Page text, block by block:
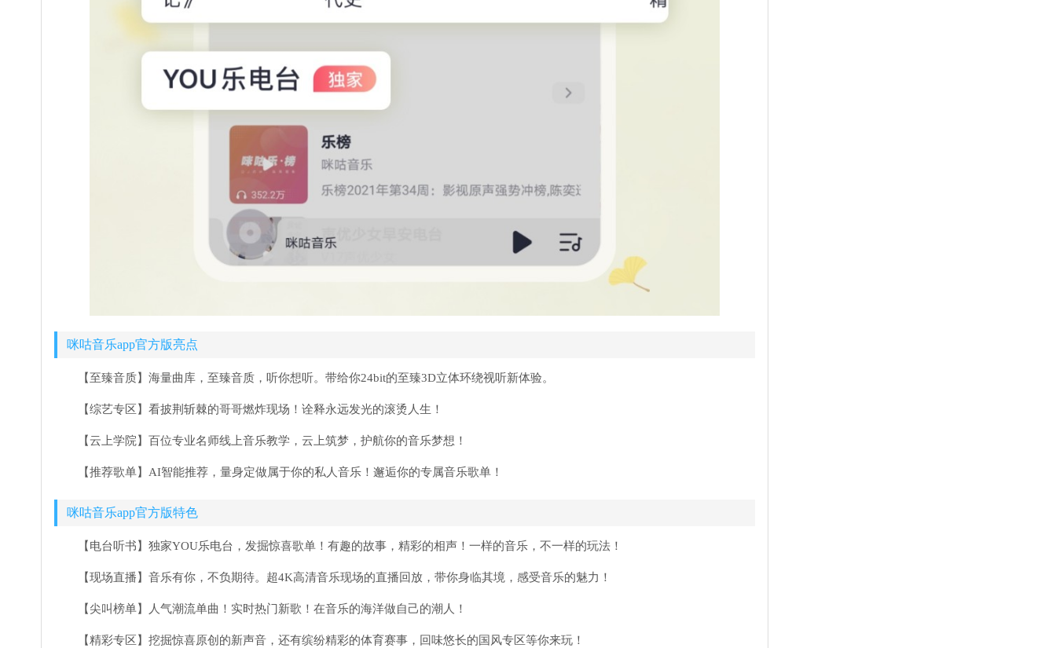
咪咕音乐app官方版亮点
【至臻音质】海量曲库，至臻音质，听你想听。带给你24bit的至臻3D立体环绕视听新体验。
【综艺专区】看披荆斩棘的哥哥燃炸现场！诠释永远发光的滚烫人生！
【云上学院】百位专业名师线上音乐教学，云上筑梦，护航你的音乐梦想！
【推荐歌单】AI智能推荐，量身定做属于你的私人音乐！邂逅你的专属音乐歌单！
咪咕音乐app官方版特色
【电台听书】独家YOU乐电台，发掘惊喜歌单！有趣的故事，精彩的相声！一样的音乐，不一样的玩法！
【现场直播】音乐有你，不负期待。超4K高清音乐现场的直播回放，带你身临其境，感受音乐的魅力！
【尖叫榜单】人气潮流单曲！实时热门新歌！在音乐的海洋做自己的潮人！
【精彩专区】挖掘惊喜原创的新声音，还有缤纷精彩的体育赛事，回味悠长的国风专区等你来玩！